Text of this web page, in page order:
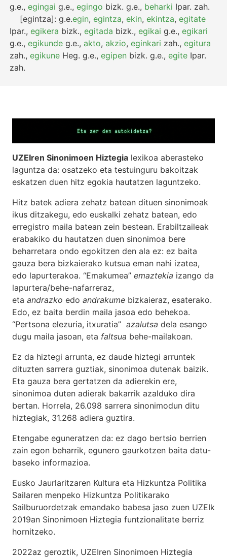
g.e.,egingai g.e.,egingo bizk. g.e., beharki Ipar. zah.
[egintza]:g.e.egin,egintza,ekin,ekintza,egitate
Ipar.,egikera bizk.,egitada bizk.,egikai g.e.,egikari
g.e.,egikunde g.e.,akto,akzio,eginkari zah.,egitura
zah.,egikune Heg. g.e.,egipen bizk. g.e.,egite Ipar.
zah.
UZEIren Sinonimoen Hiztegia lexikoa aberasteko
laguntza da: osatzeko eta testuinguru bakoitzak
eskatzen duen hitz egokia hautatzen laguntzeko.
Hitz batek adiera zehatz batean dituen sinonimoak
ikus ditzakegu, edo euskalki zehatz batean, edo
erregistro maila batean zein bestean. Erabiltzaileak
erabakiko du hautatzen duen sinonimoa bere
beharretara ondo egokitzen den ala ez: ez baita
gauza bera bizkaierako kutsua eman nahi izatea,
edo lapurterakoa. “Emakumea” emaztekia izango da
lapurtera/behe-nafarreraz,
eta andrazko edo andrakume bizkaieraz, esaterako.
Edo, ez baita berdin maila jasoa edo behekoa.
“Pertsona elezuria, itxuratia” azalutsa dela esango
dugu maila jasoan, eta faltsua behe-mailakoan.
Ez da hiztegi arrunta, ez daude hiztegi arruntek
dituzten sarrera guztiak, sinonimoa dutenak baizik.
Eta gauza bera gertatzen da adierekin ere,
sinonimoa duten adierak bakarrik azalduko dira
bertan. Horrela, 26.098 sarrera sinonimodun ditu
hiztegiak, 31.268 adiera guztira.
Etengabe eguneratzen da: ez dago bertsio berrien
zain egon beharrik, egunero gaurkotzen baita datu-
baseko informazioa.
Eusko Jaurlaritzaren Kultura eta Hizkuntza Politika
Sailaren menpeko Hizkuntza Politikarako
Sailburuordetzak emandako babesa jaso zuen UZEIk
2019an Sinonimoen Hiztegia funtzionalitate berriz
hornitzeko.
2022az geroztik, UZEIren Sinonimoen Hiztegia